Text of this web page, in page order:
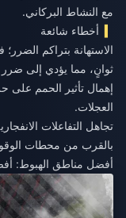
مع النشاط البركاني.
أخطاء شائعة
ثوانٍ، مما يؤدي إلى ضرر يتراوح
إهمال تأثير الحمم على
العجلات.
تجاهل التفاعلات
بالقرب من محطات
أفضل مناطق الهبوط: أفضل 10 مراكز في